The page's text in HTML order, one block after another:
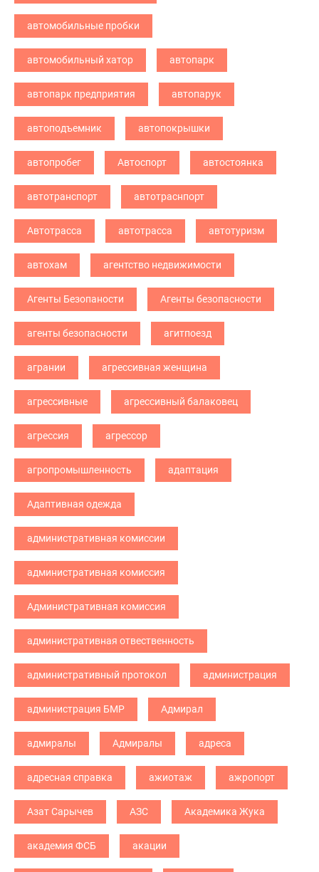
автомобильные пробки
автомобильный хатор автопарк
автопарк предприятия автопарук
автоподъемник автопокрышки
автопробег Автоспорт автостоянка
автотранспорт автотраснпорт
Автотрасса автотрасса автотуризм
автохам агентство недвижимости
Агенты Безопаности Агенты безопасности
агенты безопасности агитпоезд
агрании агрессивная женщина
агрессивные агрессивный балаковец
агрессия агрессор
агропромышленность адаптация
Адаптивная одежда
административная комиссии
административная комиссия
Административная комиссия
административная отвественность
административный протокол администрация
администрация БМР Адмирал
адмиралы Адмиралы адреса
адресная справка ажиотаж ажропорт
Азат Сарычев АЗС Академика Жука
академия ФСБ акации